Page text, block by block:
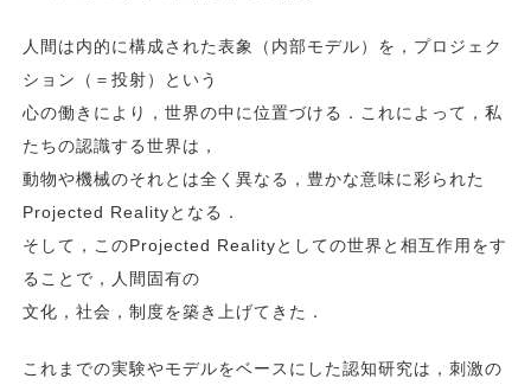
人間は内的に構成された表象（内部モデル）を，プロジェク
ション（＝投射）という
心の働きにより，世界の中に位置づける．これによって，私
たちの認識する世界は，
動物や機械のそれとは全く異なる，豊かな意味に彩られた
Projected Realityとなる．
そして，このProjected Realityとしての世界と相互作用をす
ることで，人間固有の
文化，社会，制度を築き上げてきた．
これまでの実験やモデルをベースにした認知研究は，刺激の